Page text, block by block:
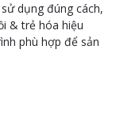
dụng đúng cách,
& trẻ hóa hiệu
phù hợp để sản